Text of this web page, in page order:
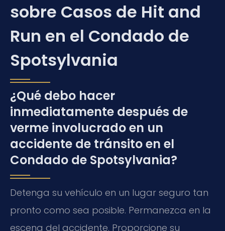
sobre Casos de Hit and
Run en el Condado de
Spotsylvania
¿Qué debo hacer
inmediatamente después de
verme involucrado en un
accidente de tránsito en el
Condado de Spotsylvania?
Detenga su vehículo en un lugar seguro tan
pronto como sea posible. Permanezca en la
escena del accidente. Proporcione su